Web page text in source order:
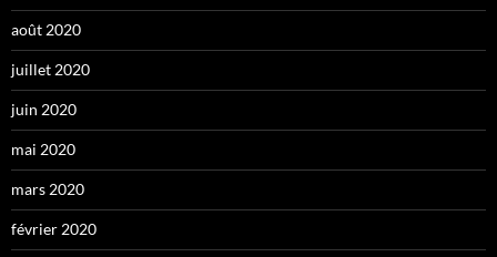
août 2020
juillet 2020
juin 2020
mai 2020
mars 2020
février 2020